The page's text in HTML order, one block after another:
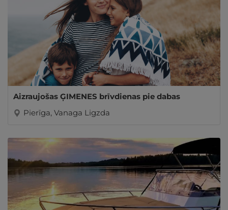
Aizraujošas ĢIMENES brīvdienas pie dabas
Pierīga, Vanaga Ligzda